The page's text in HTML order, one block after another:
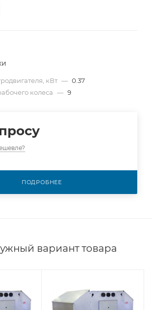
кВт — 0.37
колеса — 9
ПОДРОБНЕЕ
вариант товара